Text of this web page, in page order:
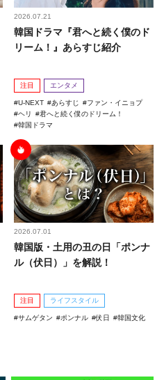
2026.07.21
韓国ドラマ『君へと続く僕のド
リーム！』あらすじ紹介
注目 エンタメ
U-NEXT あらすじ
ファン・イニョプ
ヘリ
君へと続く僕のドリーム！
韓国ドラマ
2026.07.01
韓国版・土用の丑の日「ポンナ
ル（伏日）」を解説！
注目 ライフスタイル
サムゲタン ポンナル 伏日 韓国文化